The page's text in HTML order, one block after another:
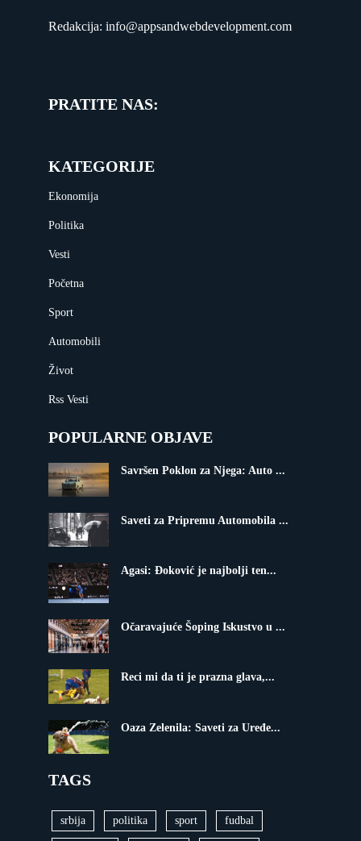
Redakcija: info@appsandwebdevelopment.com
PRATITE NAS:
KATEGORIJE
Ekonomija
Politika
Vesti
Početna
Sport
Automobili
Život
Rss Vesti
POPULARNE OBJAVE
Savršen Poklon za Njega: Auto ...
Saveti za Pripremu Automobila ...
Agasi: Đoković je najbolji ten...
Očaravajuće Šoping Iskustvo u ...
Reci mi da ti je prazna glava,...
Oaza Zelenila: Saveti za Uređe...
TAGS
srbija politika sport fudbal